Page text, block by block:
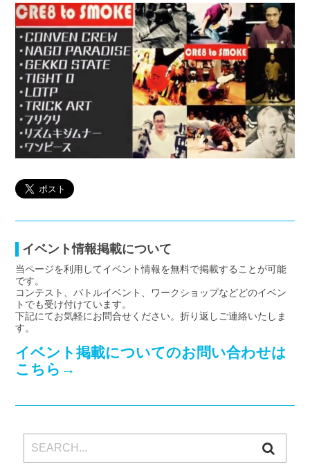
イベント情報掲載について
当ページを利用してイベント情報を無料で掲載することが可能
です。
コンテスト、バトルイベント、ワークショップなどどのイベン
トでも受け付けています。
下記にてお気軽にお問合せください。折り返しご連絡いたしま
す。
イベント掲載についてのお問い合わせは
こちら→